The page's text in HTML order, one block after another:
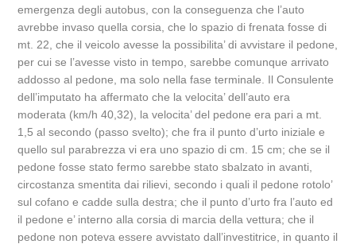
emergenza degli autobus, con la conseguenza che l’auto
avrebbe invaso quella corsia, che lo spazio di frenata fosse di
mt. 22, che il veicolo avesse la possibilita’ di avvistare il pedone,
per cui se l’avesse visto in tempo, sarebbe comunque arrivato
addosso al pedone, ma solo nella fase terminale. Il Consulente
dell’imputato ha affermato che la velocita’ dell’auto era
moderata (km/h 40,32), la velocita’ del pedone era pari a mt.
1,5 al secondo (passo svelto); che fra il punto d’urto iniziale e
quello sul parabrezza vi era uno spazio di cm. 15 cm; che se il
pedone fosse stato fermo sarebbe stato sbalzato in avanti,
circostanza smentita dai rilievi, secondo i quali il pedone rotolo’
sul cofano e cadde sulla destra; che il punto d’urto fra l’auto ed
il pedone e’ interno alla corsia di marcia della vettura; che il
pedone non poteva essere avvistato dall’investitrice, in quanto il